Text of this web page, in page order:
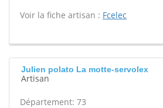
Voir la fiche artisan : Fcelec
Julien polato La motte-servolex
Artisan
Département: 73